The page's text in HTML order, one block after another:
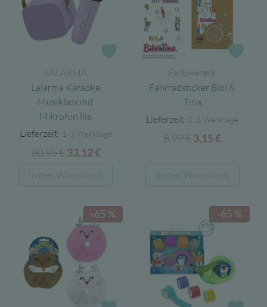
auf
Zur Wunschliste
LALARMA
Lalarma Karaoke
Musikbox mit
Mikrofon lila
Lieferzeit: 1-3 Werktage
50,95€ Ursprünglicher
Preis
war:
33,12€Aktueller
Preis
ist:
In den Warenkorb
Farbviereck
Fahrradsticker Bibi &
Tina
Lieferzeit: 1-3 Werktage
8,99€Ursprünglicher
war:
8,99 €
3,15€Aktueller
ist:
3,15 €.
In den Warenkorb
-65 % -65 %